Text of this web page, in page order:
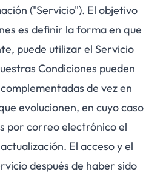
("Servicio"). El objetivo
es definir la forma en que
puede utilizar el Servicio
Condiciones pueden
de vez en
evolucionen, en cuyo caso
por correo electrónico el
El acceso y el
después de haber sido